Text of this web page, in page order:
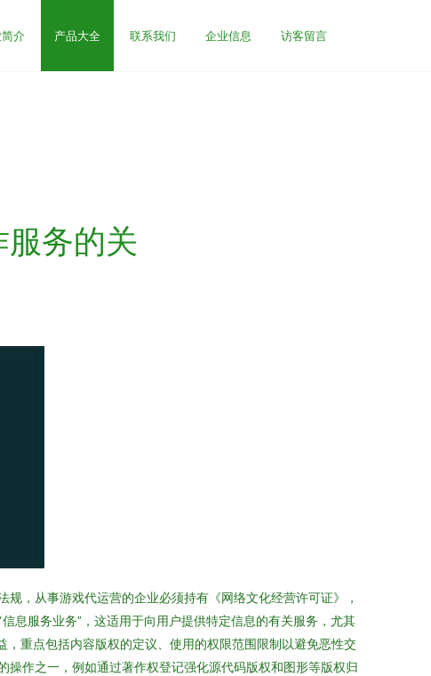
介 产品大全 联系我们 企业信息 访客留言
务的关
，从事游戏代运营的企业必须持有《网络文化经营许可证》，
息服务业务”，这适用于向用户提供特定信息的有关服务，尤其
重点包括内容版权的定议、使用的权限范围限制以避免恶性交
作之一，例如通过著作权登记强化源代码版权和图形等版权归